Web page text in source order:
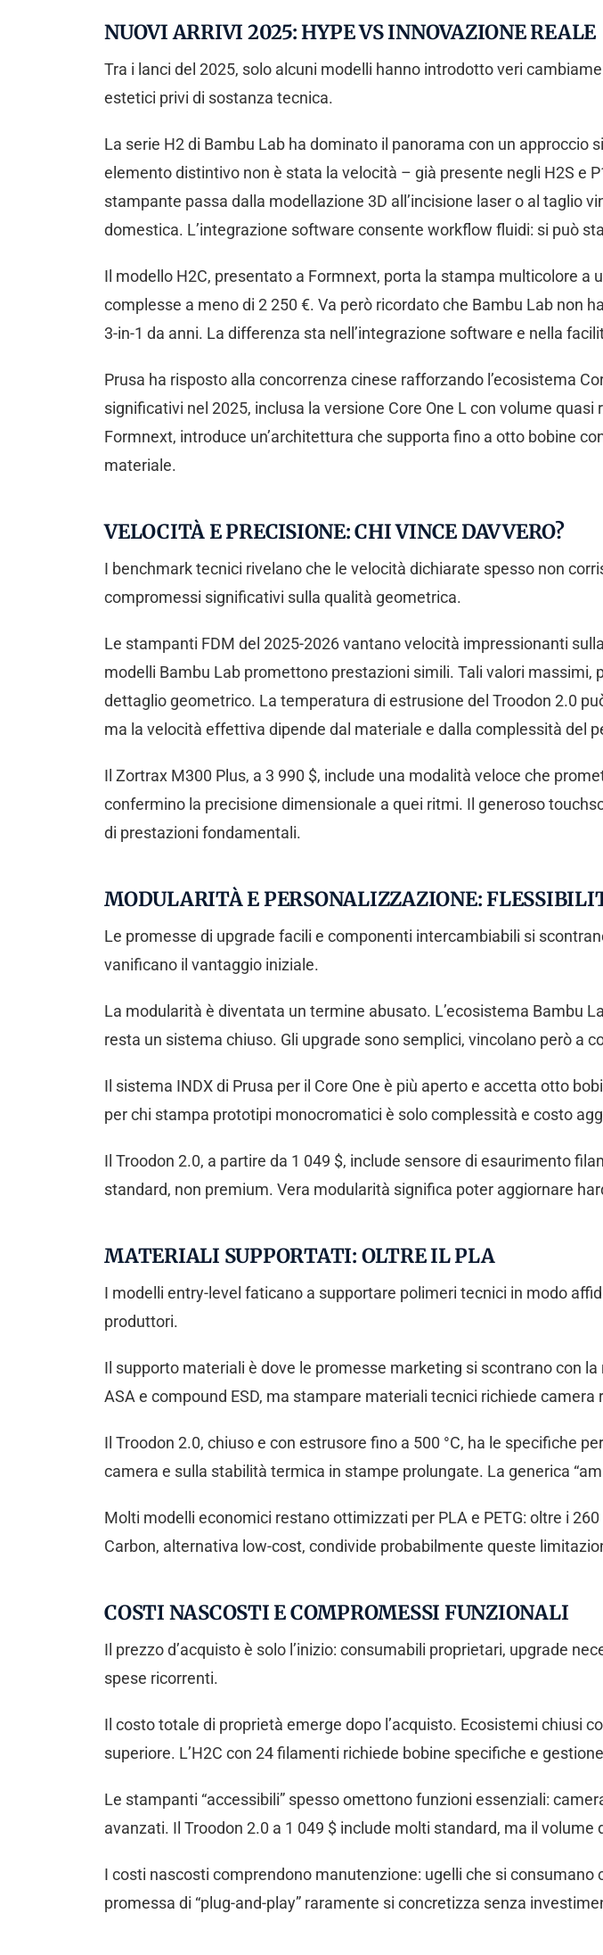
NUOVI ARRIVI 2025: HYPE VS INNOVAZIONE REALE
Tra i lanci del 2025, solo alcuni modelli hanno introdotto veri
estetici privi di sostanza tecnica.
La serie H2 di Bambu Lab ha dominato il panorama con un
elemento distintivo non è stata la velocità – già presente negli H2S e
stampante passa dalla modellazione 3D all’incisione laser o al taglio
domestica. L’integrazione software consente workflow fluidi: si può
Il modello H2C, presentato a Formnext, porta la stampa multicolore
complesse a meno di 2 250 €. Va però ricordato che Bambu Lab non
3-in-1 da anni. La differenza sta nell’integrazione software e nella
Prusa ha risposto alla concorrenza cinese rafforzando l’ecosistema
significativi nel 2025, inclusa la versione Core One L con volume
Formnext, introduce un’architettura che supporta fino a otto bobine
materiale.
VELOCITÀ E PRECISIONE: CHI VINCE DAVVERO?
I benchmark tecnici rivelano che le velocità dichiarate spesso non
compromessi significativi sulla qualità geometrica.
Le stampanti FDM del 2025-2026 vantano velocità impressionanti
modelli Bambu Lab promettono prestazioni simili. Tali valori
dettaglio geometrico. La temperatura di estrusione del Troodon 2.0
ma la velocità effettiva dipende dal materiale e dalla complessità del
Il Zortrax M300 Plus, a 3 990 $, include una modalità veloce che
confermino la precisione dimensionale a quei ritmi. Il generoso
di prestazioni fondamentali.
MODULARITÀ E PERSONALIZZAZIONE:
Le promesse di upgrade facili e componenti intercambiabili si
vanificano il vantaggio iniziale.
La modularità è diventata un termine abusato. L’ecosistema Bambu
resta un sistema chiuso. Gli upgrade sono semplici, vincolano però a
Il sistema INDX di Prusa per il Core One è più aperto e accetta otto
per chi stampa prototipi monocromatici è solo complessità e costo
Il Troodon 2.0, a partire da 1 049 $, include sensore di esaurimento
standard, non premium. Vera modularità significa poter aggiornare
MATERIALI SUPPORTATI: OLTRE IL PLA
I modelli entry-level faticano a supportare polimeri tecnici in modo
produttori.
Il supporto materiali è dove le promesse marketing si scontrano con
ASA e compound ESD, ma stampare materiali tecnici richiede
Il Troodon 2.0, chiuso e con estrusore fino a 500 °C, ha le specifiche
camera e sulla stabilità termica in stampe prolungate. La generica
Molti modelli economici restano ottimizzati per PLA e PETG: oltre i
Carbon, alternativa low-cost, condivide probabilmente queste
COSTI NASCOSTI E COMPROMESSI FUNZIONALI
Il prezzo d’acquisto è solo l’inizio: consumabili proprietari, upgrade
spese ricorrenti.
Il costo totale di proprietà emerge dopo l’acquisto. Ecosistemi chiusi
superiore. L’H2C con 24 filamenti richiede bobine specifiche e
Le stampanti “accessibili” spesso omettono funzioni essenziali:
avanzati. Il Troodon 2.0 a 1 049 $ include molti standard, ma il
I costi nascosti comprendono manutenzione: ugelli che si
promessa di “plug-and-play” raramente si concretizza senza